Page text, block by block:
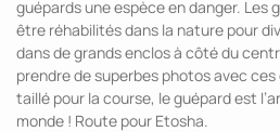
guépards une espèce en danger. Les
être réhabilités dans la nature pour
dans de grands enclos à côté du
prendre de superbes photos avec
taillé pour la course, le guépard est
monde ! Route pour Etosha.